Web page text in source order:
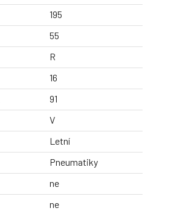
195
55
R
16
91
V
Letní
Pneumatiky
ne
ne